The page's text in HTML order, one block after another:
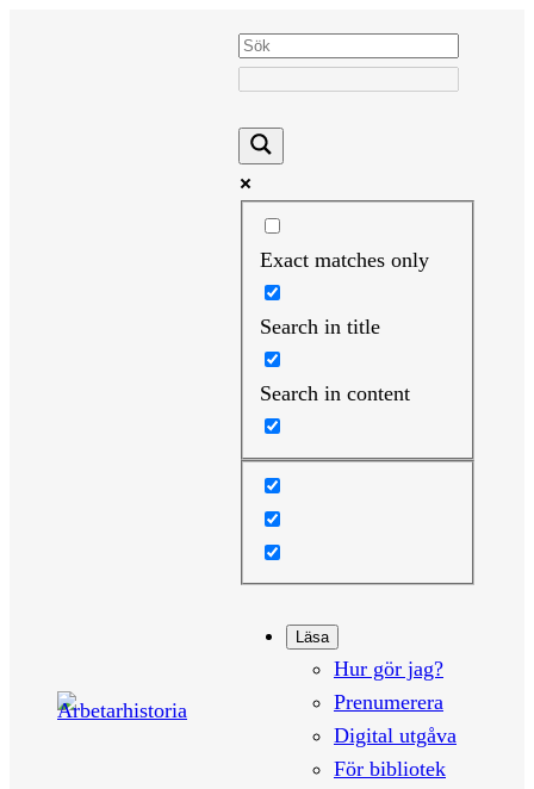
Exact matches only
Search in title
Search in content
Läsa
Hur gör jag?
Prenumerera
Digital utgåva
För bibliotek